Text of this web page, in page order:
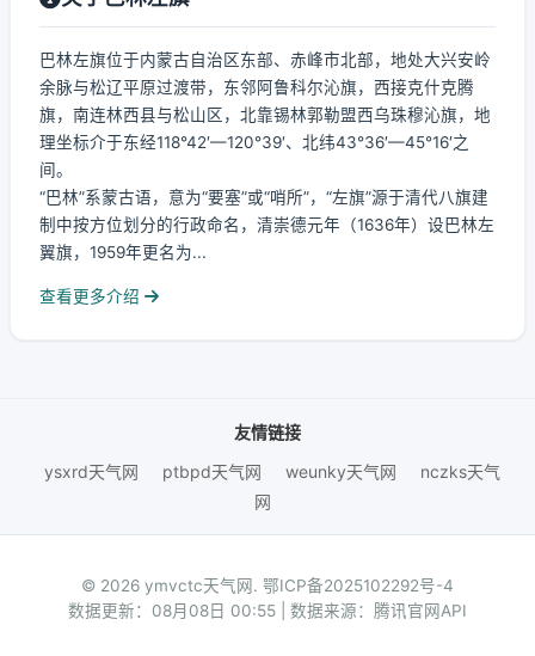
巴林左旗位于内蒙古自治区东部、赤峰市北部，地处大兴安岭
余脉与松辽平原过渡带，东邻阿鲁科尔沁旗，西接克什克腾
旗，南连林西县与松山区，北靠锡林郭勒盟西乌珠穆沁旗，地
理坐标介于东经118°42′—120°39′、北纬43°36′—45°16′之
间。
“巴林”系蒙古语，意为“要塞”或“哨所”，“左旗”源于清代八旗建
制中按方位划分的行政命名，清崇德元年（1636年）设巴林左
翼旗，1959年更名为...
查看更多介绍
友情链接
ysxrd天气网
ptbpd天气网 weunky天气网
nczks天气
网
© 2026 ymvctc天气网. 鄂ICP备2025102292号-4
数据更新：08月08日 00:55 | 数据来源：腾讯官网API